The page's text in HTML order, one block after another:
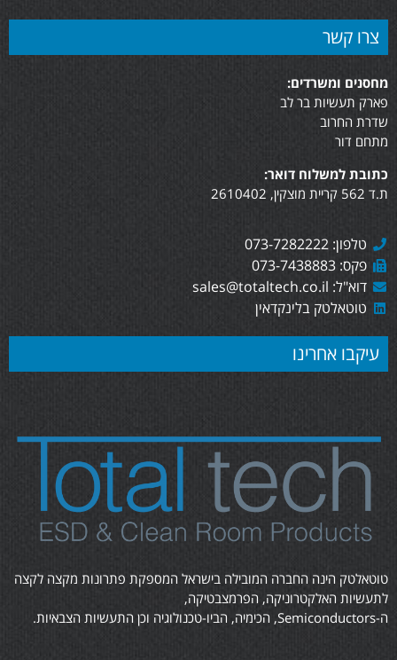
צרו קשר
מחסנים ומשרדים:
פארק תעשיות בר לב
שדרת החרוב
מתחם דור
כתובת למשלוח דואר:
ת.ד 562 קריית מוצקין, 2610402
טלפון: 073-7282222
פקס: 073-7438883
דוא"ל: sales@totaltech.co.il
טוטאלטק בלינקדאין
עיקבו אחרינו
טוטאלטק הינה החברה המובילה בישראל המספקת פתרונות מקצה לקצה
לתעשיות האלקטרוניקה, הפרמצבטיקה,
ה-Semiconductors, הכימיה, הביו-טכנולוגיה וכן התעשיות הצבאיות.